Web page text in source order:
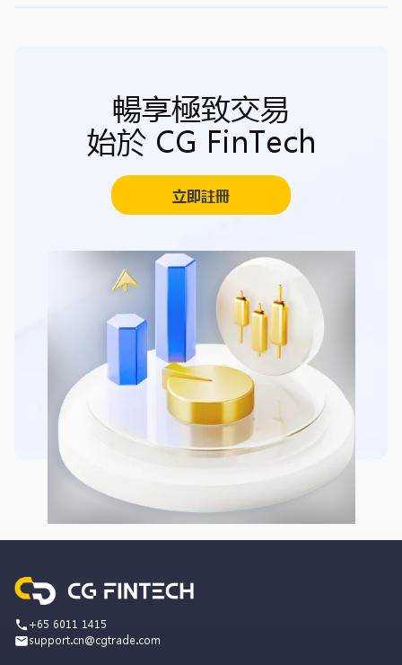
暢享極致交易
始於 CG FinTech
立即註冊
+65 6011 1415
support.cn@cgtrade.com